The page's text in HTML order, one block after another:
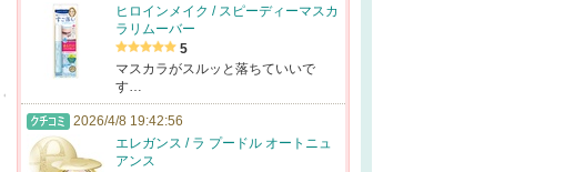
ヒロインメイク / スピーディーマスカ
ラリムーバー
5
マスカラがスルッと落ちていいで
す…
2026/4/8 19:42:56
エレガンス / ラ プードル オートニュ
アンス